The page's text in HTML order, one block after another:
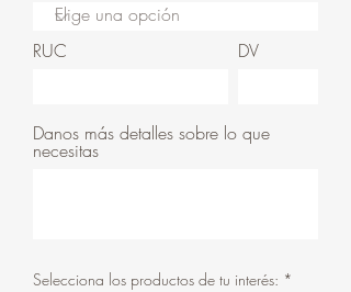
RUC DV
Danos más detalles sobre lo que
necesitas
Selecciona los productos de tu interés: *